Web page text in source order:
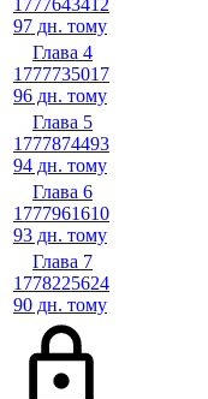
1777643412
97 дн. тому
Глава 4
1777735017
96 дн. тому
Глава 5
1777874493
94 дн. тому
Глава 6
1777961610
93 дн. тому
Глава 7
1778225624
90 дн. тому